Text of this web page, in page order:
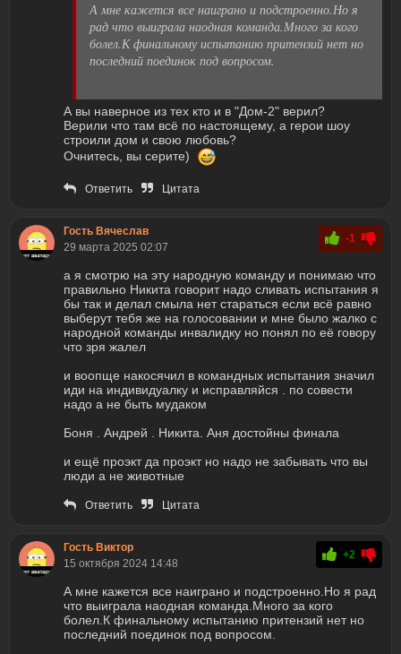
А мне кажется все наиграно и подстроенно.Но я
рад что выиграла наодная команда.Много за кого
болел.К финальному испытанию притензий нет но
последний поединок под вопросом.
А вы наверное из тех кто и в "Дом-2" верил?
Верили что там всё по настоящему, а герои шоу
строили дом и свою любовь?
Очнитесь, вы серите)
Ответить Цитата
Гость Вячеслав
29 марта 2025 02:07
-1
а я смотрю на эту народную команду и понимаю что
правильно Никита говорит надо сливать испытания я
бы так и делал смыла нет стараться если всё равно
выберут тебя же на голосовании и мне было жалко с
народной команды инвалидку но понял по её говору
что зря жалел
и воопще накосячил в командных испытания значил
иди на индивидуалку и исправляйся . по совести
надо а не быть мудаком
Боня . Андрей . Никита. Аня достойны финала
и ещё проэкт да проэкт но надо не забывать что вы
люди а не животные
Ответить Цитата
Гость Виктор
15 октября 2024 14:48
+2
А мне кажется все наиграно и подстроенно.Но я рад
что выиграла наодная команда.Много за кого
болел.К финальному испытанию притензий нет но
последний поединок под вопросом.